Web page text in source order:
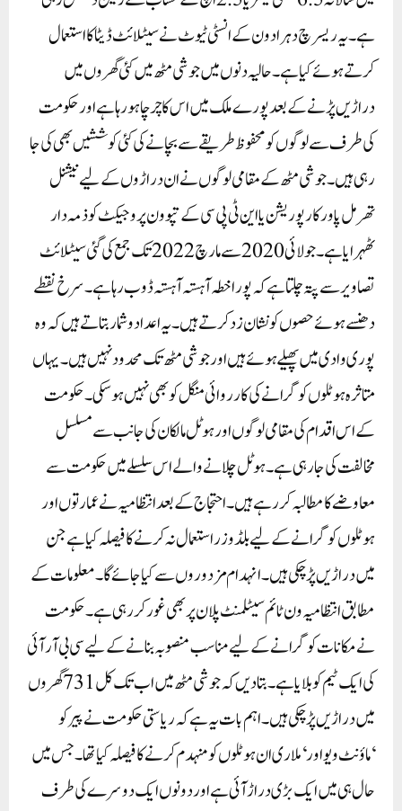
ہے۔ یہ ریسرچ دہرادون کے انسٹی ٹیوٹ نے سیٹلائٹ ڈیٹا کا استعمال
کرتے ہوئے کیا ہے۔ حالیہ دنوں میں جوشی مٹھ میں کئی گھروں میں
دراڑیں پڑنے کے بعد پورے ملک میں اس کا چرچا ہو رہا ہے اور حکومت
کی طرف سے لوگوں کو محفوظ طریقے سے بچانے کی کئی کوششیں بھی کی جا
رہی ہیں۔ جوشی مٹھ کے مقامی لوگوں نے ان دراڑوں کے لیے نیشنل
تھرمل پاور کارپوریشن یا این ٹی پی سی کے تپوون پروجیکٹ کو ذمہ دار
ٹھہرایا ہے۔ جولائی 2020 سے مارچ 2022 تک جمع کی گئی سیٹلائٹ
تصاویر سے پتہ چلتا ہے کہ پورا خطہ آہستہ آہستہ ڈوب رہا ہے۔ سرخ نقطے
دھنسے ہوئے حصوں کو نشان زد کرتے ہیں۔ یہ اعداد و شمار بتاتے ہیں کہ وہ
پوری وادی میں پھیلے ہوئے ہیں اور جوشی مٹھ تک محدود نہیں ہیں۔یہاں
متاثرہ ہوٹلوں کو گرانے کی کارروائی منگل کو بھی نہیں ہو سکی۔ حکومت
کے اس اقدام کی مقامی لوگوں اور ہوٹل مالکان کی جانب سے مسلسل
مخالفت کی جارہی ہے۔ ہوٹل چلانے والے اس سلسلے میں حکومت سے
معاوضے کا مطالبہ کر رہے ہیں۔ احتجاج کے بعد انتظامیہ نے عمارتوں اور
ہوٹلوں کو گرانے کے لیے بلڈوزر استعمال نہ کرنے کا فیصلہ کیا ہے جن
میں دراڑیں پڑ چکی ہیں۔ انہدام مزدوروں سے کیا جائے گا۔ معلومات کے
مطابق انتظامیہ ون ٹائم سیٹلمنٹ پلان پر بھی غور کر رہی ہے۔ حکومت
نے مکانات کو گرانے کے لیے مناسب منصوبہ بنانے کے لیے سی بی آر آئی
کی ایک ٹیم کو بلایا ہے۔ بتا دیں کہ جوشی مٹھ میں اب تک کل 731 گھروں
میں دراڑیں پڑ چکی ہیں۔اہم بات یہ ہے کہ ریاستی حکومت نے پیر کو
‘ماؤنٹ ویو اور ‘ملاری ان ہوٹلوں کو منہدم کرنے کا فیصلہ کیا تھا۔ جس میں
حال ہی میں ایک بڑی دراڑ آئی ہے اور دونوں ایک دوسرے کی طرف